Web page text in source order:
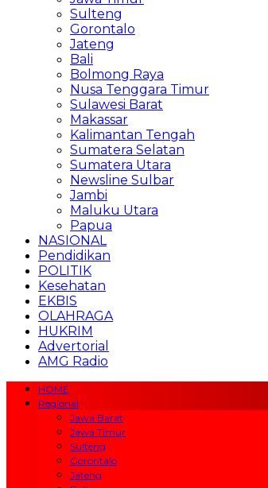
Sulteng
Gorontalo
Jateng
Bali
Bolmong Raya
Nusa Tenggara Timur
Sulawesi Barat
Makassar
Kalimantan Tengah
Sumatera Selatan
Sumatera Utara
Newsline Sulbar
Jambi
Maluku Utara
Papua
NASIONAL
Pendidikan
POLITIK
Kesehatan
EKBIS
OLAHRAGA
HUKRIM
Advertorial
AMG Radio
HOME
Regional
Jawa Barat
Jawa Timur
Sulteng
Gorontalo
Jateng